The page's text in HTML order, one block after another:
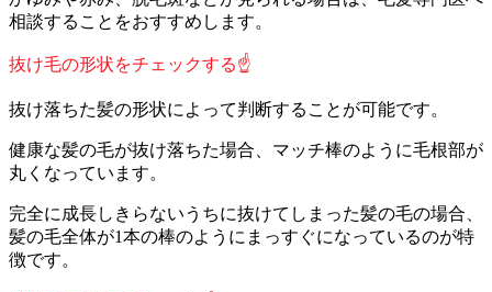
相談することをおすすめします。
抜け毛の形状をチェックする☝
抜け落ちた髪の形状によって判断することが可能です。
健康な髪の毛が抜け落ちた場合、マッチ棒のように毛根部が
丸くなっています。
完全に成長しきらないうちに抜けてしまった髪の毛の場合、
髪の毛全体が1本の棒のようにまっすぐになっているのが特
徴です。